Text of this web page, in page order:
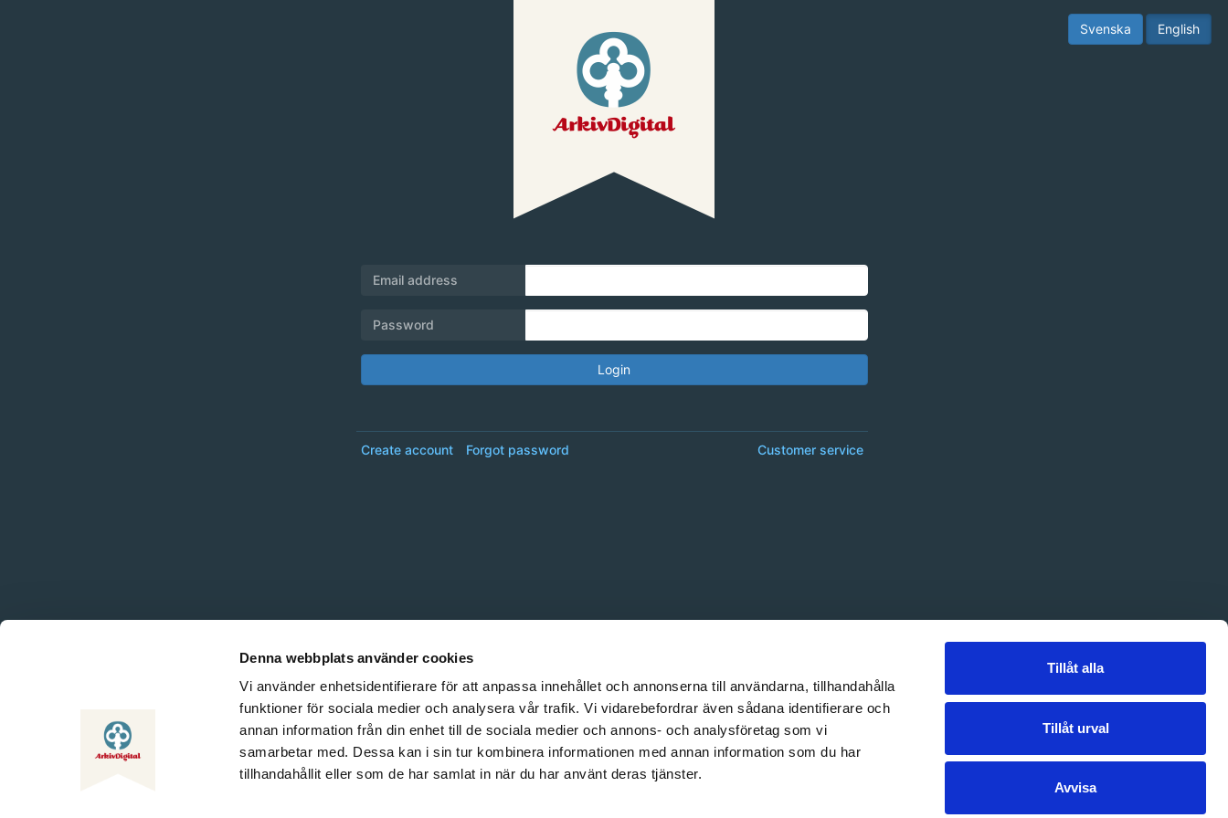
Denna webbplats använder cookies
Vi använder enhetsidentifierare för att anpassa innehållet och annonserna till användarna, tillhandahålla
funktioner för sociala medier och analysera vår trafik. Vi vidarebefordrar även sådana identifierare och
annan information från din enhet till de sociala medier och annons- och analysföretag som vi
samarbetar med. Dessa kan i sin tur kombinera informationen med annan information som du har
tillhandahållit eller som de har samlat in när du har använt deras tjänster.
Tillåt alla
Tillåt urval
Avvisa
English
Svenska
Email address
Password
Login
Customer service
Create account Forgot password